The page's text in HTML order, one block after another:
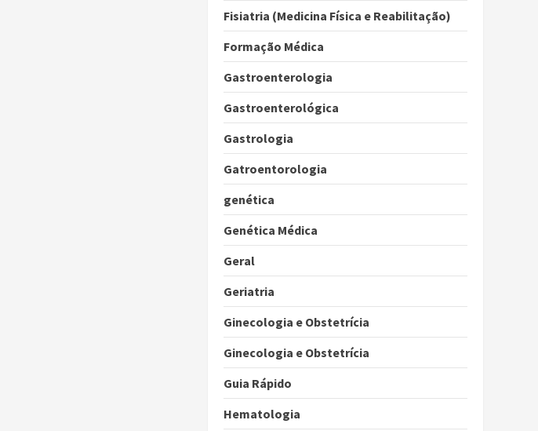
Fisiatria (Medicina Física e Reabilitação)
Formação Médica
Gastroenterologia
Gastroenterológica
Gastrologia
Gatroentorologia
genética
Genética Médica
Geral
Geriatria
Ginecologia e Obstetrícia
Ginecologia e Obstetrícia
Guia Rápido
Hematologia